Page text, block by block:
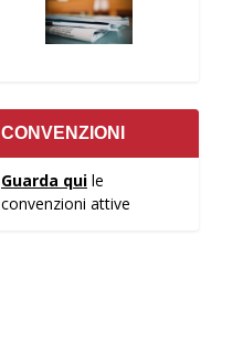
CONVENZIONI
Guarda qui le
convenzioni attive